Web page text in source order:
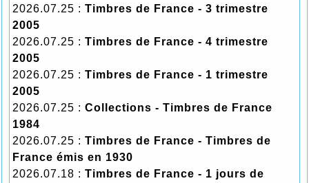
2026.07.25 : Timbres de France - 3 trimestre
2005
2026.07.25 : Timbres de France - 4 trimestre
2005
2026.07.25 : Timbres de France - 1 trimestre
2005
2026.07.25 : Collections - Timbres de France
1984
2026.07.25 : Timbres de France - Timbres de
France émis en 1930
2026.07.18 : Timbres de France - 1 jours de